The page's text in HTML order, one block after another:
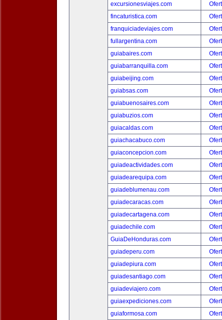
excursionesviajes.com
fincaturistica.com
franquiciadeviajes.com
fullargentina.com
guiabaires.com
guiabarranquilla.com
guiabeijing.com
guiabsas.com
guiabuenosaires.com
guiabuzios.com
guiacaldas.com
guiachacabuco.com
guiaconcepcion.com
guiadeactividades.com
guiadearequipa.com
guiadeblumenau.com
guiadecaracas.com
guiadecartagena.com
guiadechile.com
GuiaDeHonduras.com
guiadeperu.com
guiadepiura.com
guiadesantiago.com
guiadeviajero.com
guiaexpediciones.com
guiaformosa.com